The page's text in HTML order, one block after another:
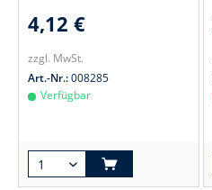
4,12 €
zzgl. MwSt.
Art.-Nr.:008285
Verfügbar